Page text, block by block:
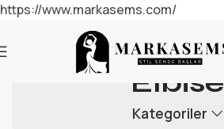
https://www.markasems.com/
Elbise
Kategoriler